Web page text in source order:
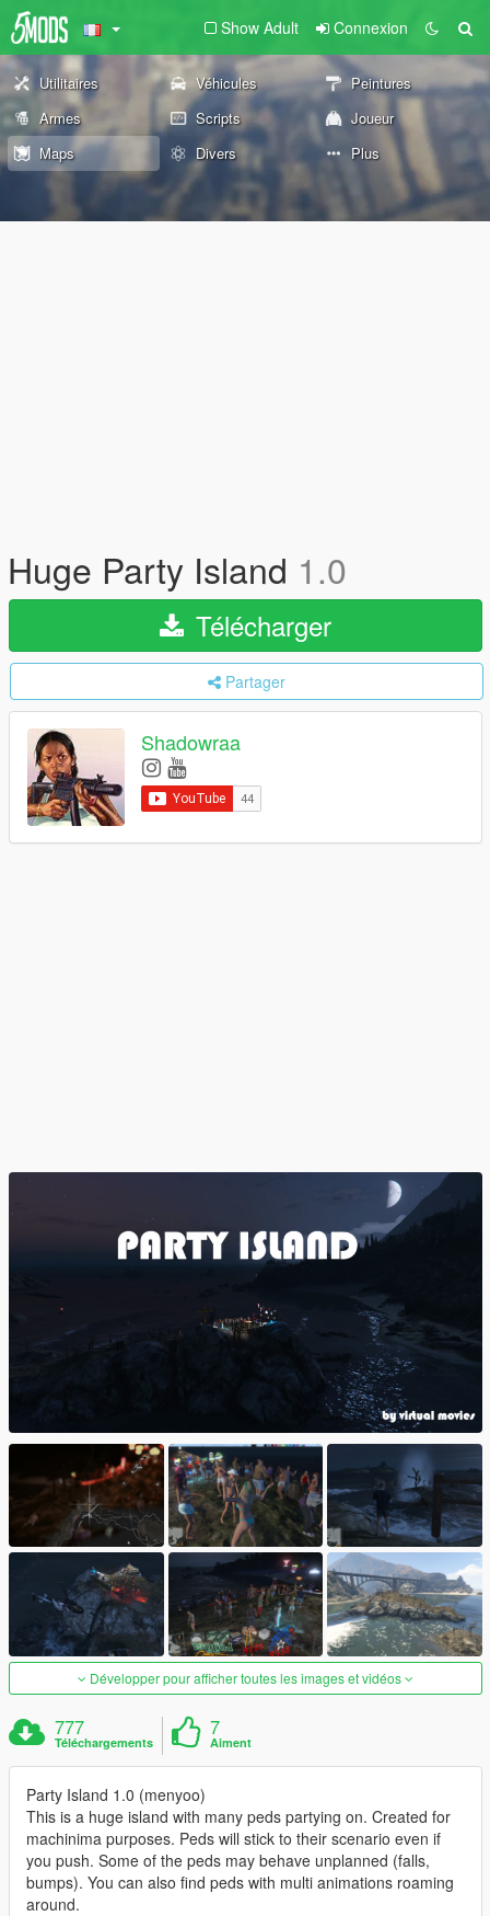
Show Adult Connexion
Utilitaires Véhicules
Peintures
Armes
Scripts
Joueur
Maps
Divers Plus
Huge Party Island 1.0
Télécharger
Partager
Shadowraa
Développer pour afficher toutes les images et vidéos
777
Téléchargements
7
Aiment
Party Island 1.0 (menyoo)
This is a huge island with many peds partying on. Created for
machinima purposes. Peds will stick to their scenario even if
you push. Some of the peds may behave unplanned (falls,
bumps). You can also find peds with multi animations roaming
around.